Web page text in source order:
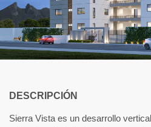
DESCRIPCIÓN
Sierra Vista es un desarrollo